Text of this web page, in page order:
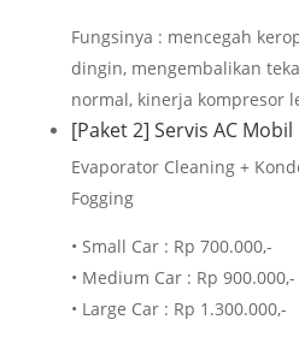
Fungsinya : mencegah
dingin, mengembalikan
normal, kinerja kompresor
[Paket 2] Servis AC Mobil
Evaporator Cleaning +
Fogging
• Small Car : Rp 700.000,-
• Medium Car : Rp 900.000,-
• Large Car : Rp 1.300.000,-